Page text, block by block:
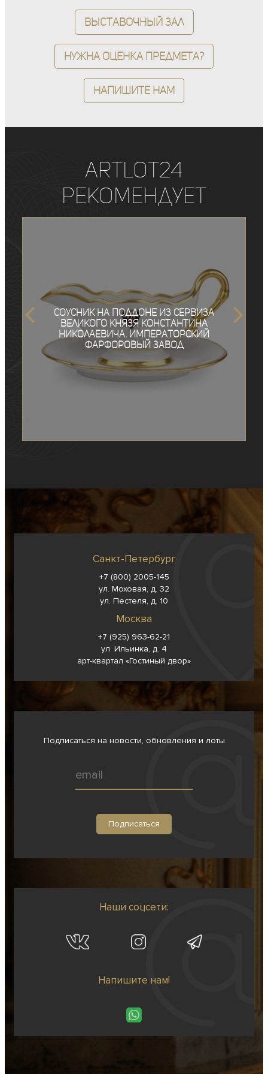
Выставочный зал
Нужна оценка предмета?
Напишите нам
ArtLot24
рекомендует
Соусник на поддоне из сервиза
Великого князя Константина
Николаевича. Императорский
фарфоровый завод
Санкт-Петербург
+7 (800) 2005-145
ул. Моховая, д. 32
ул. Пестеля, д. 10
Москва
+7 (925) 963-62-21
ул. Ильинка, д. 4
арт-квартал «Гостиный двор»
Подписаться на новости, обновления и лоты
Наши соцсети:
Напишите нам!